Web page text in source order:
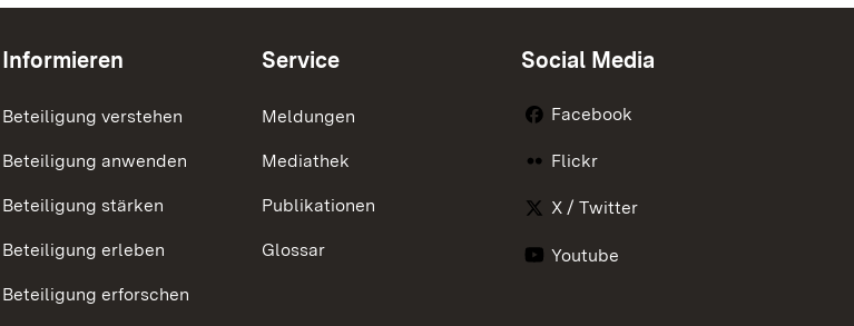
Informieren
Beteiligung verstehen
Beteiligung anwenden
Beteiligung stärken
Beteiligung erleben
Beteiligung erforschen
Service
Meldungen
Mediathek
Publikationen
Glossar
Social Media
Facebook
Flickr
X / Twitter
Youtube